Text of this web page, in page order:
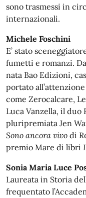
sono trasmessi in
internazionali.
Michele Foschini
E’ stato
fumetti e romanzi.
nata Bao Edizioni,
portato
come Zerocalcare,
Luca Vanzella, il
pluripremiata Jen
Sono ancora vivo di
premio Mare di libri
Sonia Maria Luce
Laureata in Storia
frequentato